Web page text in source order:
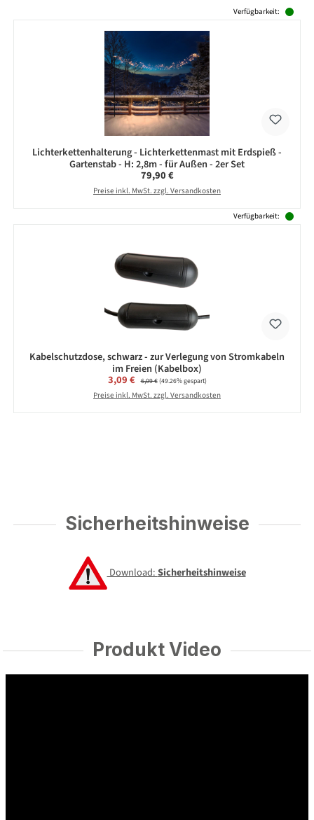
Verfügbarkeit:
Lichterkettenhalterung - Lichterkettenmast mit Erdspieß -
Gartenstab - H: 2,8m - für Außen - 2er Set
Regulärer Preis:
79,90 €
Preise inkl. MwSt. zzgl. Versandkosten
Verfügbarkeit:
Kabelschutzdose, schwarz - zur Verlegung von Stromkabeln
im Freien (Kabelbox)
Verkaufspreis:
3,09 € Regulärer Preis:
6,09 €(49.26% gespart)
Preise inkl. MwSt. zzgl. Versandkosten
Sicherheitshinweise
Download:Sicherheitshinweise
Produkt Video